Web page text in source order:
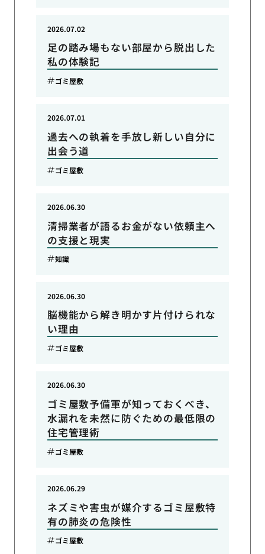
足の踏み場もない部屋から脱出した
私の体験記
2026.07.02
ゴミ屋敷
過去への執着を手放し新しい自分に
出会う道
2026.07.01
ゴミ屋敷
清掃業者が語るお金がない依頼主へ
の支援と現実
2026.06.30
知識
脳機能から解き明かす片付けられな
い理由
2026.06.30
ゴミ屋敷
ゴミ屋敷予備軍が知っておくべき、
水漏れを未然に防ぐための最低限の
住宅管理術
2026.06.30
ゴミ屋敷
ネズミや害虫が媒介するゴミ屋敷特
有の肺炎の危険性
2026.06.29
ゴミ屋敷